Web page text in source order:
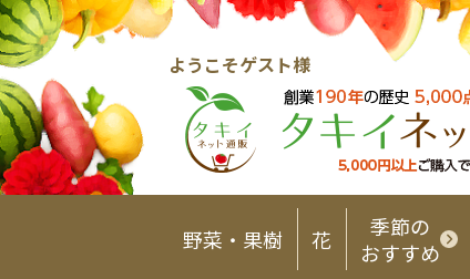
ようこそゲスト様
野菜・果樹 花
季節の
おすすめ